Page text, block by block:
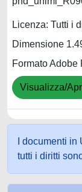
Licenza: Tutti i
Dimensione
Formato Adobe
Visualizza/
I documenti
tutti i diritti